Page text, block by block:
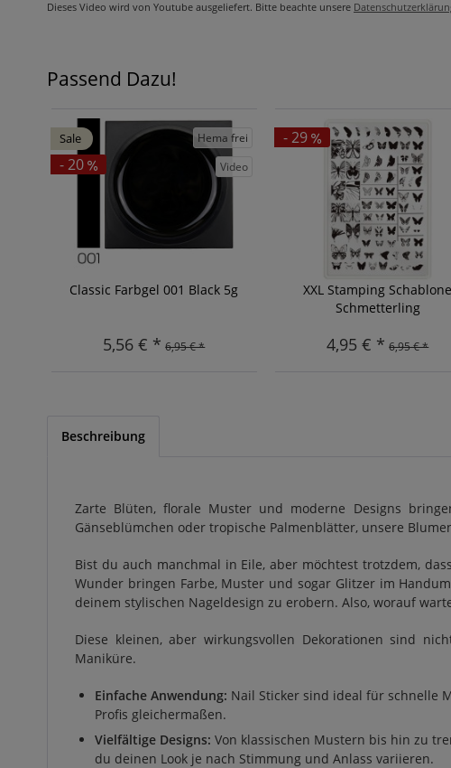
Dieses Video wird von Youtube ausgeliefert. Bitte beachte unsere
Passend Dazu!
Sale
- 20
Hema frei
Video
Classic Farbgel 001 Black 5g
5,56 € * 6,95 € *
- 29
XXL Stamping Schablone
Schmetterling
4,95 € * 6,95 € *
Beschreibung
Zarte Blüten, florale Muster und moderne Designs
Gänseblümchen oder tropische Palmenblätter, unsere
Bist du auch manchmal in Eile, aber möchtest trotzdem,
Wunder bringen Farbe, Muster und sogar Glitzer im
deinem stylischen Nageldesign zu erobern. Also, worauf
Diese kleinen, aber wirkungsvollen Dekorationen sind
Maniküre.
Einfache Anwendung: Nail Sticker sind ideal für schnelle
Profis gleichermaßen.
Vielfältige Designs: Von klassischen Mustern bis hin zu
du deinen Look je nach Stimmung und Anlass variieren.